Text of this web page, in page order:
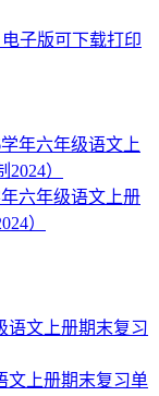
子版可下载打印
六年级语文上册
）
文上册期末复习单